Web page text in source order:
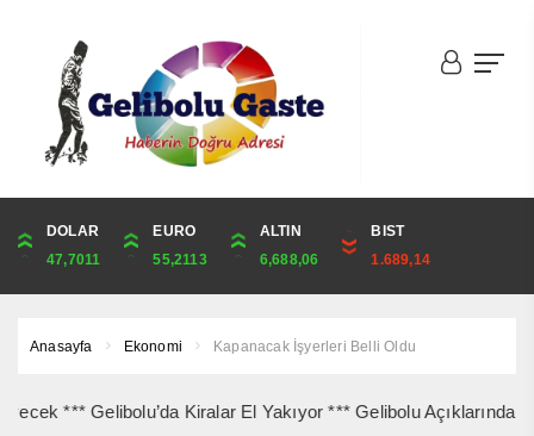
DOLAR
47,7011
EURO
55,2113
ALTIN
6,688,06
BIST
1.689,14
ONS
4,360,34
ALTIN
6,688,06
ÇEYREK
10,934,97
CUMHURİYET
44,829,00
Anasayfa Ekonomi Kapanacak İşyerleri Belli Oldu
Kiralar El Yakıyor *** Gelibolu Açıklarında Gemi